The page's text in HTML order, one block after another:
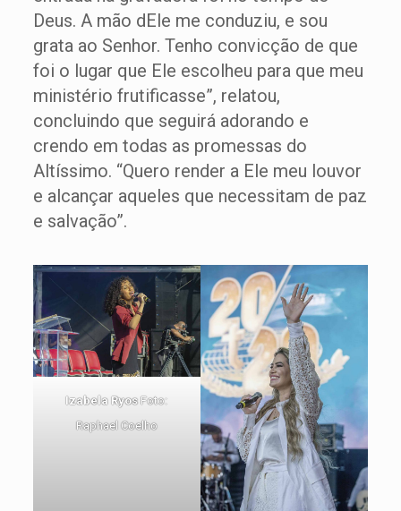
Deus. A mão dEle me conduziu, e sou
grata ao Senhor. Tenho convicção de que
foi o lugar que Ele escolheu para que meu
ministério frutificasse”, relatou,
concluindo que seguirá adorando e
crendo em todas as promessas do
Altíssimo. “Quero render a Ele meu louvor
e alcançar aqueles que necessitam de paz
e salvação”.
Izabela Ryos Foto:
Raphael Coelho